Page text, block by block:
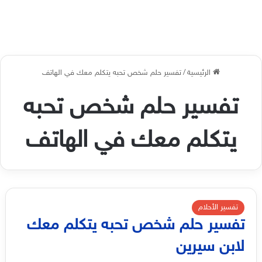
الرئيسية/تفسير حلم شخص تحبه يتكلم معك في الهاتف
تفسير حلم شخص تحبه
يتكلم معك في الهاتف
تفسير الأحلام
تفسير حلم شخص تحبه يتكلم معك
لابن سيرين